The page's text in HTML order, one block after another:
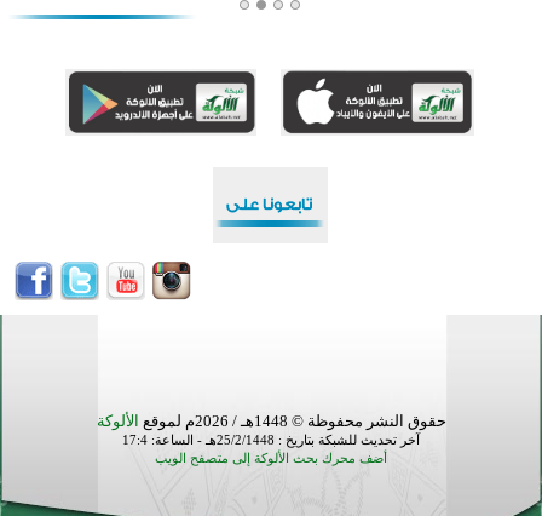
منطقة ريبوفسي تحتفل بميلاد مسجد جديد في أجواء إيمانية مميزة
أكبر مشروع إسلامي في ريف أستراليا يفتتح أبوابه بعد سنوات من العمل والعطاء
اختتام الدورة التاسعة لمسابقة حفظ وتلاوة القرآن الكريم في أزناكاييف
حقوق النشر محفوظة © 1448هـ / 2026م لموقع الألوكة
آخر تحديث للشبكة بتاريخ : 25/2/1448هـ - الساعة: 17:4
أضف محرك بحث الألوكة إلى متصفح الويب